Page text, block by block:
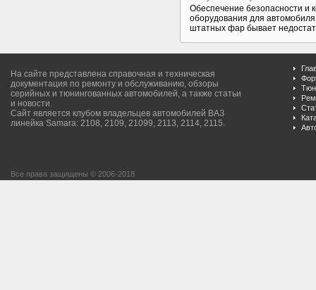
Обеспечение безопасности и
оборудования для
штатных фар бывает
На сайте представлена справочная и техническая
документация по ремонту и обслуживанию, обзоры
серийных и тюнингованных автомобилей, а также статьи
и новости.
Сайт является клубом владельцев автомобилей ВАЗ
линейка Samara: 2108, 2109, 21099, 2113, 2114, 2115.
Все права защищены © 2006-2018